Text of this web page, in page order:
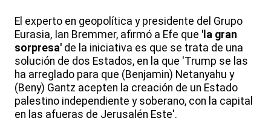
El experto en geopolítica y presidente del Grupo
Eurasia, Ian Bremmer, afirmó a Efe que 'la gran
sorpresa' de la iniciativa es que se trata de una
solución de dos Estados, en la que 'Trump se las
ha arreglado para que (Benjamin) Netanyahu y
(Beny) Gantz acepten la creación de un Estado
palestino independiente y soberano, con la capital
en las afueras de Jerusalén Este'.